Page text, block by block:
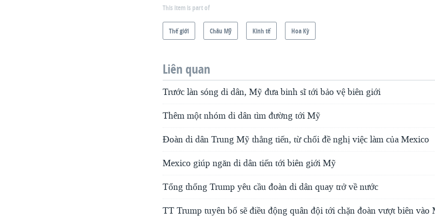
This item is part of
Thế giới Châu Mỹ Kinh tế Hoa Kỳ
Liên quan
Trước làn sóng di dân, Mỹ đưa binh sĩ tới bảo vệ biên giới
Thêm một nhóm di dân tìm đường tới Mỹ
Đoàn di dân Trung Mỹ thẳng tiến, từ chối đề nghị việc làm của Mexico
Mexico giúp ngăn di dân tiến tới biên giới Mỹ
Tổng thống Trump yêu cầu đoàn di dân quay trở về nước
TT Trump tuyên bố sẽ điều động quân đội tới chặn đoàn vượt biên vào